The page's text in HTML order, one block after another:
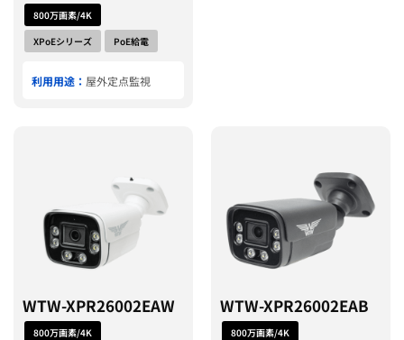
800万画素/4K
XPoEシリーズ
PoE給電
利用用途： 屋外定点監視
WTW-XPR26002EAW
800万画素/4K
WTW-XPR26002EAB
800万画素/4K